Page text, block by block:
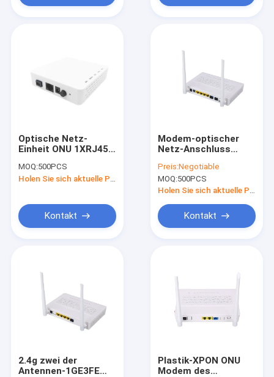
Optische Netz-
Einheit ONU 1XRJ45
GPON kompatibel mit
IEEE802.3ah
MOQ:500PCS
Kontakt
Modem-optischer
Netz-Anschluss
mit 1GE3FE+1 CATV
Port+WIFI
+VOICE+USB
Preis:Negotiable
MOQ:500PCS
Kontakt
2.4g zwei der
Antennen-1GE3FE
Plastik-XPON ONU
Modem des